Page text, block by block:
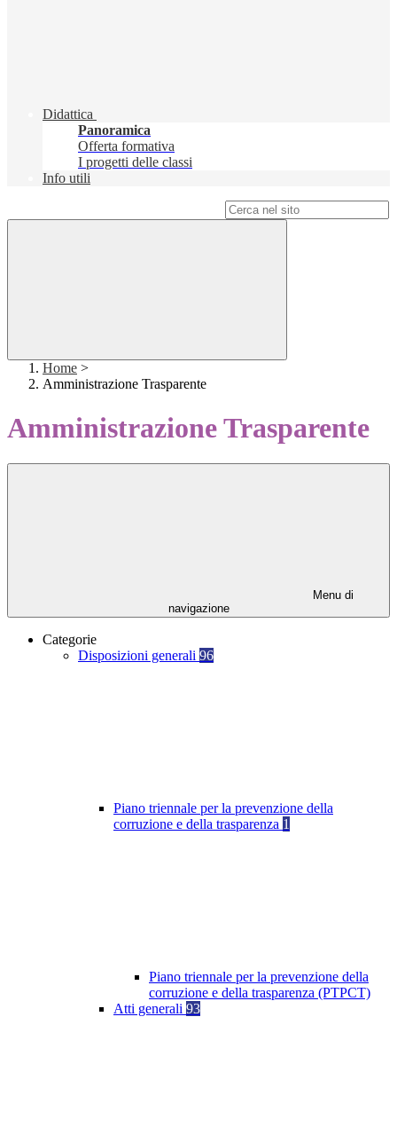
Didattica
Panoramica
Offerta formativa
I progetti delle classi
Info utili
Home >
Amministrazione Trasparente
Amministrazione Trasparente
Menu di
navigazione
Categorie
Disposizioni generali 96
Piano triennale per la prevenzione della
corruzione e della trasparenza 1
Piano triennale per la prevenzione della
corruzione e della trasparenza (PTPCT)
Atti generali 93